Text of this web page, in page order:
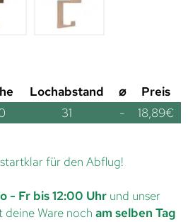
Lochabstand ⌀
Preis
31 - 18,89€
für den Abflug!
- Fr bis 12:00 Uhr und unser
Ware noch am selben Tag